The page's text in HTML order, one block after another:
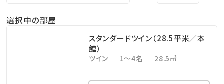
ィ-
【営業時間】9:00～（終了時間は種目により異なります）
モルック、バドミントン、ダーツ、ビリヤード、卓球など…
選択中の部屋
スタンダードツイン（28.5平米／本
館）
ツイン 1～4名 28.5㎡